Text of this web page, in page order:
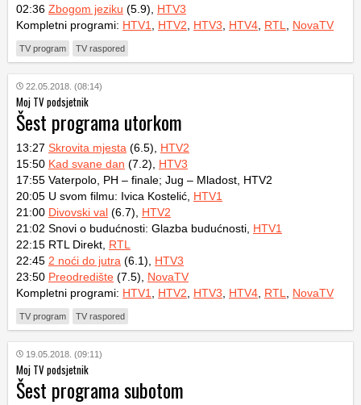
02:36 Zbogom jeziku (5.9), HTV3
Kompletni programi: HTV1 HTV2 HTV3 HTV4 RTL NovaTV
TV program TV raspored
22.05.2018. (08:14)
Moj TV podsjetnik
Šest programa utorkom
13:27 Skrovita mjesta (6.5), HTV2
15:50 Kad svane dan (7.2), HTV3
17:55 Vaterpolo, PH – finale; Jug – Mladost, HTV2
20:05 U svom filmu: Ivica Kostelić, HTV1
21:00 Divovski val (6.7), HTV2
21:02 Snovi o budućnosti: Glazba budućnosti, HTV1
22:15 RTL Direkt, RTL
22:45 2 noći do jutra (6.1), HTV3
23:50 Preodredište (7.5), NovaTV
Kompletni programi: HTV1 HTV2 HTV3 HTV4 RTL NovaTV
TV program TV raspored
19.05.2018. (09:11)
Moj TV podsjetnik
Šest programa subotom